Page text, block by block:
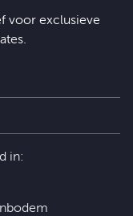
voor exclusieve
in: